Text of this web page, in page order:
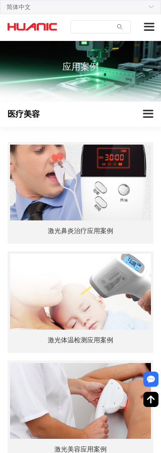
ꄙ 끀
首页
关于我们
应用案例
联系我们
ꀅ
简体中文
应用案例
—
끀
工业设备
建筑仪器
医疗美容
医疗美容
激光鼻炎治疗应用案例
激光体温检测应用案例
激光美容应用案例
끁
녕